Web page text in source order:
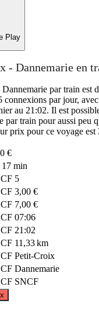
Play
- Dannemarie en
par train est
par jour,
au 21:02. Il est
par train pour aussi peu
prix pour ce voyage est
€
17 min
5
3,00 €
7,00 €
07:06
21:02
11,33 km
Petit-Croix
Dannemarie
SNCF